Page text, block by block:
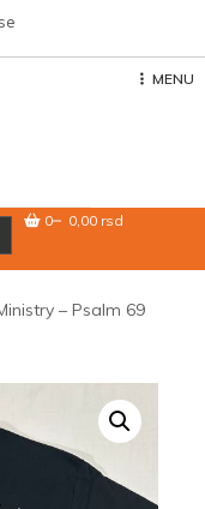
MENU
0 0,00 rsd
– Psalm 69